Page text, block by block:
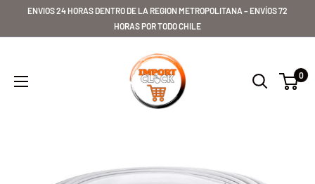
ENVIOS 24 HORAS DENTRO DE LA REGION METROPOLITANA – ENVÍOS 72
HORAS POR TODO CHILE
Importclick
0